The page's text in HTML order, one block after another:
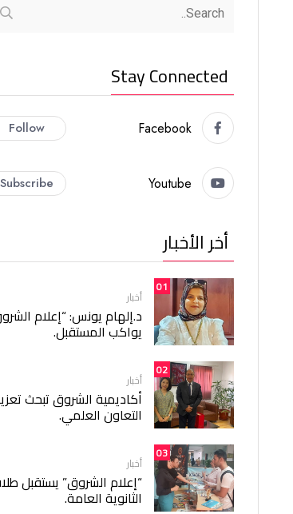
Stay Connected
Facebook
Follow
Youtube
Subscribe
أخر الأخبار
01
أخبار
د.إلهام يونس: “إعلام
يواكب المستقبل.
02
أخبار
أكاديمية الشروق تبحث
التعاون العلمي.
03
أخبار
“إعلام الشروق” يستقبل
الثانوية العامة.